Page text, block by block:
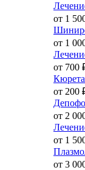
от 1
от 1
от 700
от 200
от 2
от 1
от 3